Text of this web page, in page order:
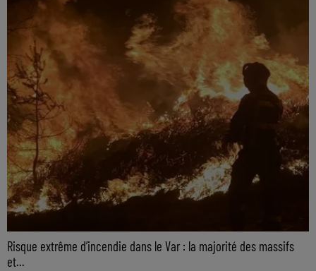
Risque extrême d’incendie dans le Var : la majorité des massifs
et...